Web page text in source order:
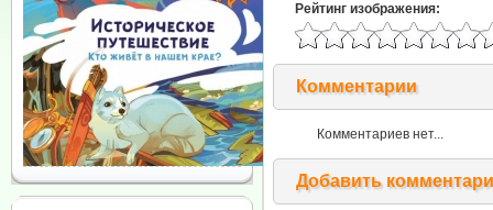
Рейтинг изображения:
Комментарии
Комментариев нет...
Добавить